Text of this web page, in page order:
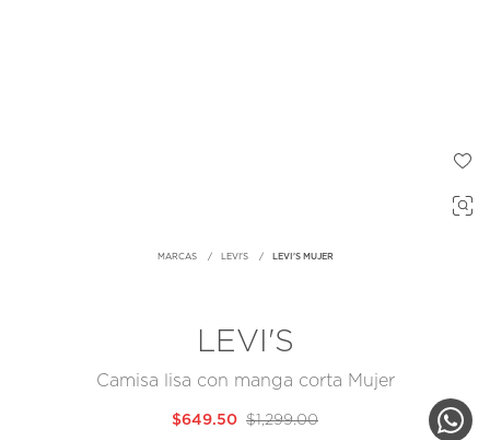
MARCAS LEVI'S LEVI'S MUJER
LEVI'S
Camisa lisa con manga corta Mujer
$1,299.00
$649.50